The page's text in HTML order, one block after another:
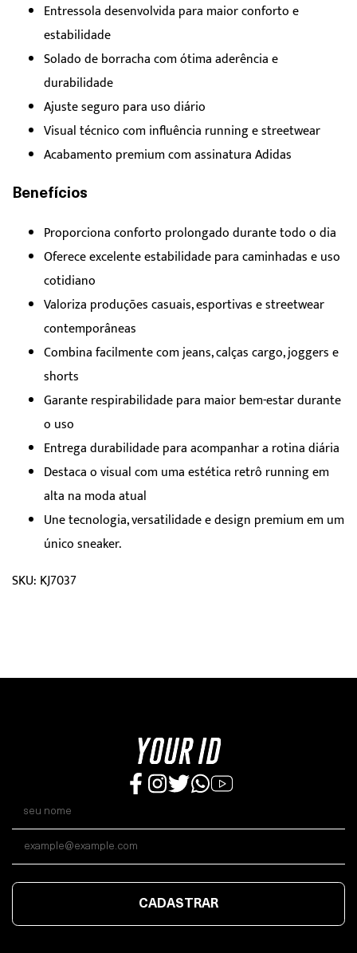
Entressola desenvolvida para maior conforto e
estabilidade
Solado de borracha com ótima aderência e
durabilidade
Ajuste seguro para uso diário
Visual técnico com influência running e streetwear
Acabamento premium com assinatura Adidas
Benefícios
Proporciona conforto prolongado durante todo o dia
Oferece excelente estabilidade para caminhadas e uso
cotidiano
Valoriza produções casuais, esportivas e streetwear
contemporâneas
Combina facilmente com jeans, calças cargo, joggers e
shorts
Garante respirabilidade para maior bem-estar durante
o uso
Entrega durabilidade para acompanhar a rotina diária
Destaca o visual com uma estética retrô running em
alta na moda atual
Une tecnologia, versatilidade e design premium em um
único sneaker.
SKU: KJ7037
CADASTRAR